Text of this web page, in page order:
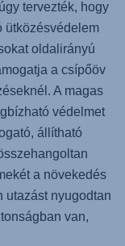
tervezték, hogy
ütközésvédelem
oldalirányú
a csípőöv
A magas
védelmet
állítható
a növekedés
utazást nyugodtan
van,